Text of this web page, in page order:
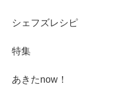
シェフズレシピ
特集
あきたnow！